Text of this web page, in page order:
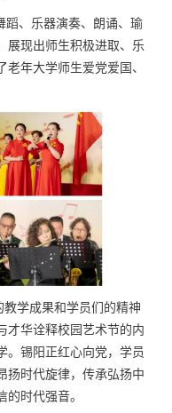
、乐器演奏、朗诵、瑜
展现出师生积极进取、乐
年大学师生爱党爱国、
学成果和学员们的精神
才华诠释校园艺术节的内
。锡阳正红心向党，学员
扬时代旋律，传承弘扬中
时代强音。